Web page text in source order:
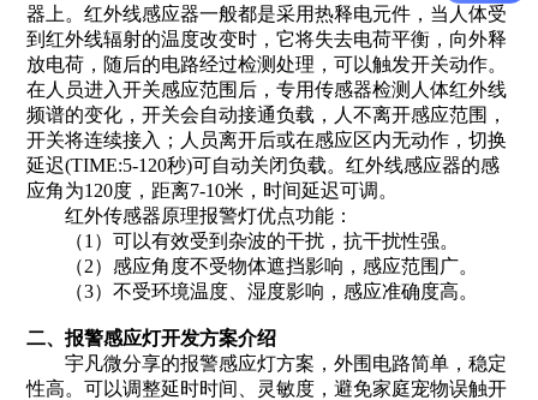
器上。红外线感应器一般都是采用热释电元件，当人体受
到红外线辐射的温度改变时，它将失去电荷平衡，向外释
放电荷，随后的电路经过检测处理，可以触发开关动作。
在人员进入开关感应范围后，专用传感器检测人体红外线
频谱的变化，开关会自动接通负载，人不离开感应范围，
开关将连续接入；人员离开后或在感应区内无动作，切换
延迟(TIME:5-120秒)可自动关闭负载。红外线感应器的感
应角为120度，距离7-10米，时间延迟可调。
红外传感器原理报警灯优点功能：
（1）可以有效受到杂波的干扰，抗干扰性强。
（2）感应角度不受物体遮挡影响，感应范围广。
（3）不受环境温度、湿度影响，感应准确度高。
二、报警感应灯开发方案介绍
宇凡微分享的报警感应灯方案，外围电路简单，稳定
性高。可以调整延时时间、灵敏度，避免家庭宠物误触开